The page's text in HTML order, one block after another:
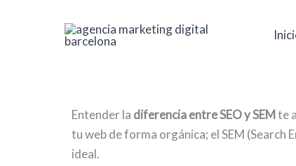
Entender la diferencia entre SEO y SEMte
tu web de forma orgánica; el SEM
ideal.